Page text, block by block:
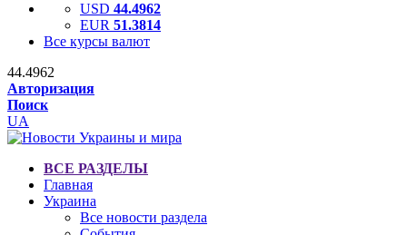
USD 44.4962
EUR 51.3814
Все курсы валют
44.4962
Авторизация
Поиск
UA
ВСЕ РАЗДЕЛЫ
Главная
Украина
Все новости раздела